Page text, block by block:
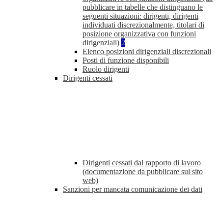
pubblicare in tabelle che distinguano le
seguenti situazioni: dirigenti, dirigenti
individuati discrezionalmente, titolari di
posizione organizzativa con funzioni
dirigenziali) 2
Elenco posizioni dirigenziali discrezionali
Posti di funzione disponibili
Ruolo dirigenti
Dirigenti cessati
Dirigenti cessati dal rapporto di lavoro
(documentazione da pubblicare sul sito
web)
Sanzioni per mancata comunicazione dei dati